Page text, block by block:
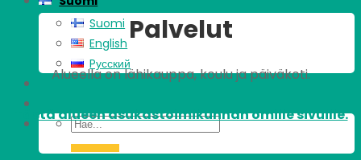
Suomi
English
Pусский
Palvelut
Alueella on lähikauppa, koulu ja päiväkoti.
Tästä alueen asukastoimikunnan omille sivuille.